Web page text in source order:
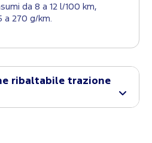
da 8 a 12 l/100 km,
a 270 g/km.
ribaltabile trazione